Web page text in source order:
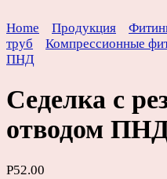
Home Продукция
труб
Компрессионные
ПНД
Седелка с
отводом
Р52.00